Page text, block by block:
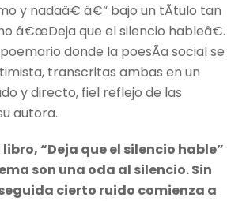
y nadaâ€ â€“ bajo un tÃ­tulo tan
â€œDeja que el silencio hableâ€.
donde la poesÃ­a social se
transcritas ambas en un
y directo, fiel reflejo de las
autora.
“Deja que el silencio hable”
son una oda al silencio. Sin
cierto ruido comienza a